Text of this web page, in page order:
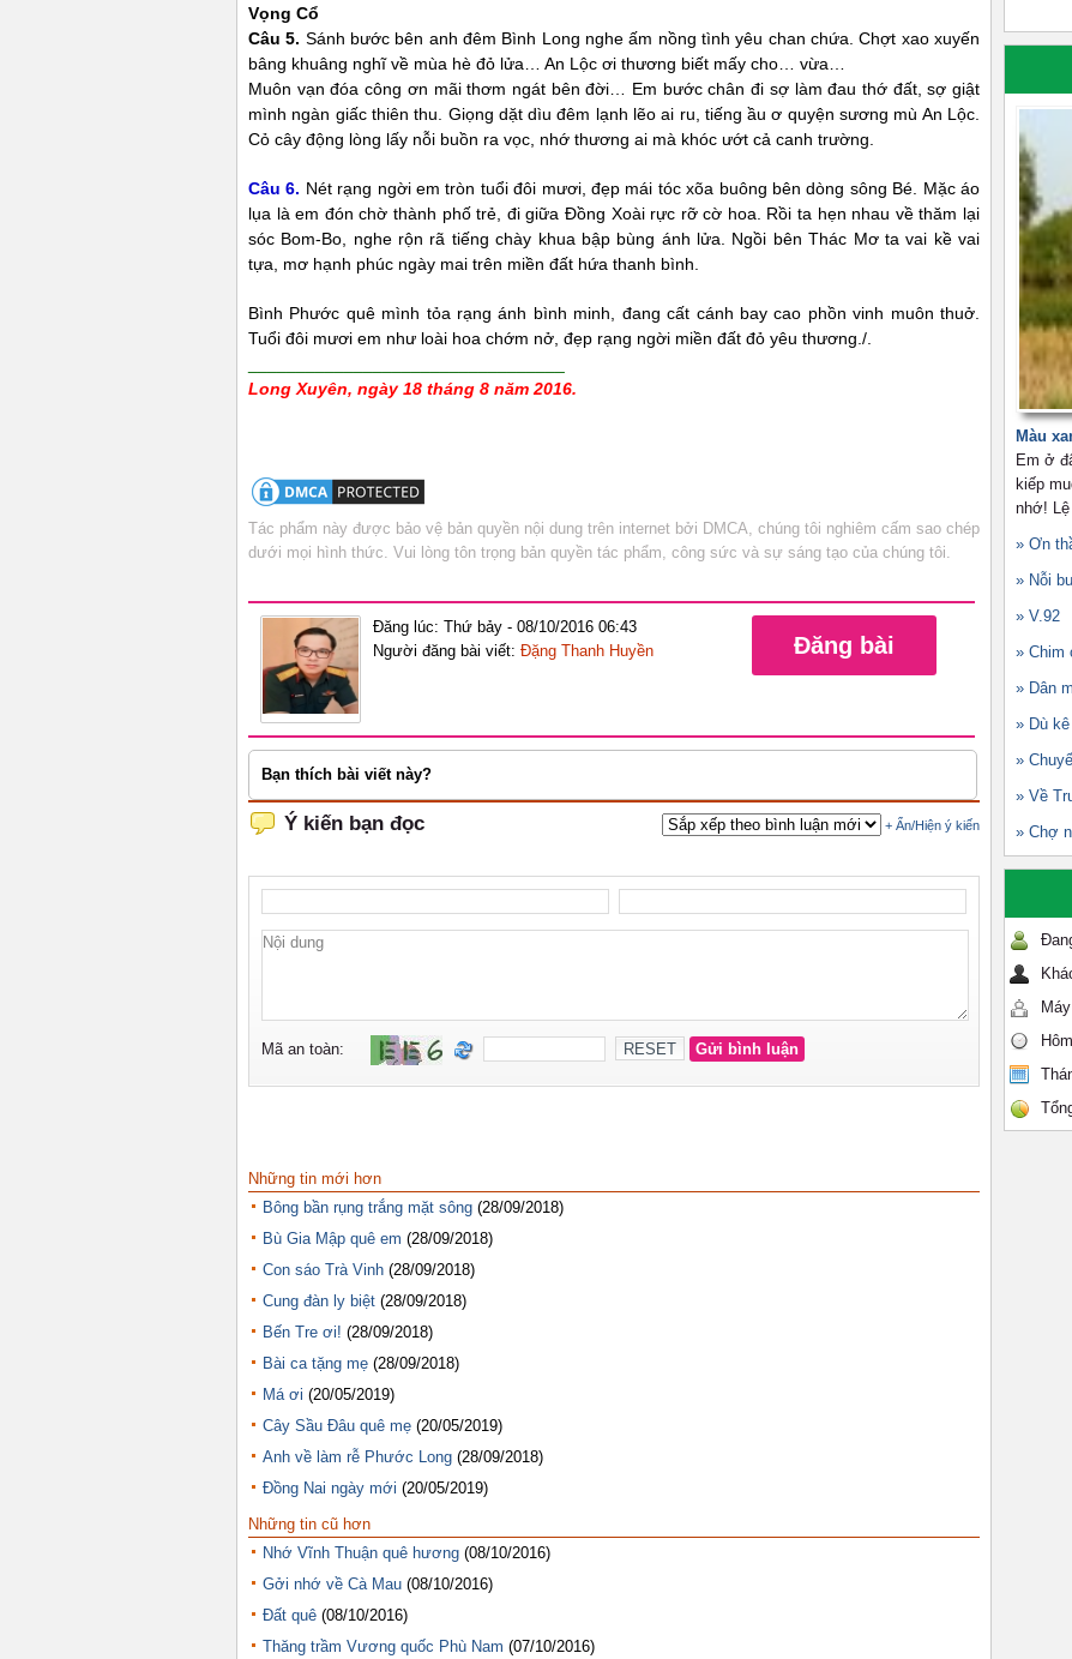
Vọng Cổ
Câu 5. Sánh bước bên anh đêm Bình Long nghe ấm nồng tình yêu chan chứa. Chợt xao xuyến
bâng khuâng nghĩ về mùa hè đỏ lửa… An Lộc ơi thương biết mấy cho… vừa…
Muôn vạn đóa công ơn mãi thơm ngát bên đời… Em bước chân đi sợ làm đau thớ đất, sợ giật
mình ngàn giấc thiên thu. Giọng dặt dìu đêm lạnh lẽo ai ru, tiếng ầu ơ quyện sương mù An Lộc.
Cỏ cây động lòng lấy nỗi buồn ra vọc, nhớ thương ai mà khóc ướt cả canh trường.
Câu6. Nét rạng ngời em tròn tuổi đôi mươi, đẹp mái tóc xõa buông bên dòng sông Bé. Mặc áo
lụa là em đón chờ thành phố trẻ, đi giữa Đồng Xoài rực rỡ cờ hoa. Rồi ta hẹn nhau về thăm lại
sóc Bom-Bo, nghe rộn rã tiếng chày khua bập bùng ánh lửa. Ngồi bên Thác Mơ ta vai kề vai
tựa, mơ hạnh phúc ngày mai trên miền đất hứa thanh bình.
Bình Phước quê mình tỏa rạng ánh bình minh, đang cất cánh bay cao phồn vinh muôn thuở.
Tuổi đôi mươi em như loài hoa chớm nở, đẹp rạng ngời miền đất đỏ yêu thương./.
Long Xuyên, ngày 18 tháng 8 năm 2016.
Tác phẩm này được bảo vệ bản quyền nội dung trên internet bởi DMCA, chúng tôi nghiêm cấm sao chép
dưới mọi hình thức. Vui lòng tôn trọng bản quyền tác phẩm, công sức và sự sáng tạo của chúng tôi.
Đăng lúc: Thứ bảy - 08/10/2016 06:43
Người đăng bài viết: Đặng Thanh Huyền Đăng bài
Bạn thích bài viết này?
Những tin mới hơn
Bông bần rụng trắng mặt sông (28/09/2018)
Bù Gia Mập quê em (28/09/2018)
Con sáo Trà Vinh (28/09/2018)
Cung đàn ly biệt (28/09/2018)
Bến Tre ơi! (28/09/2018)
Bài ca tặng mẹ (28/09/2018)
Má ơi (20/05/2019)
Cây Sầu Đâu quê mẹ (20/05/2019)
Anh về làm rễ Phước Long (28/09/2018)
Đồng Nai ngày mới (20/05/2019)
Những tin cũ hơn
Nhớ Vĩnh Thuận quê hương (08/10/2016)
Gởi nhớ về Cà Mau (08/10/2016)
Đất quê (08/10/2016)
Thăng trầm Vương quốc Phù Nam (07/10/2016)
Màu
Em ở
kiếp
nhớ!
» Ơn
» Nỗi
» V.92
» Chim
» Dân
» Dù kê
»
» Về
» Chợ